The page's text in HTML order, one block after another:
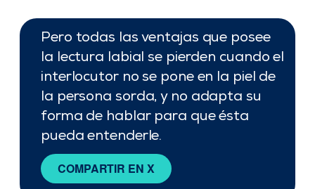
Pero todas las ventajas que posee
la lectura labial se pierden cuando el
interlocutor no se pone en la piel de
la persona sorda, y no adapta su
forma de hablar para que ésta
pueda entenderle.
COMPARTIR EN X